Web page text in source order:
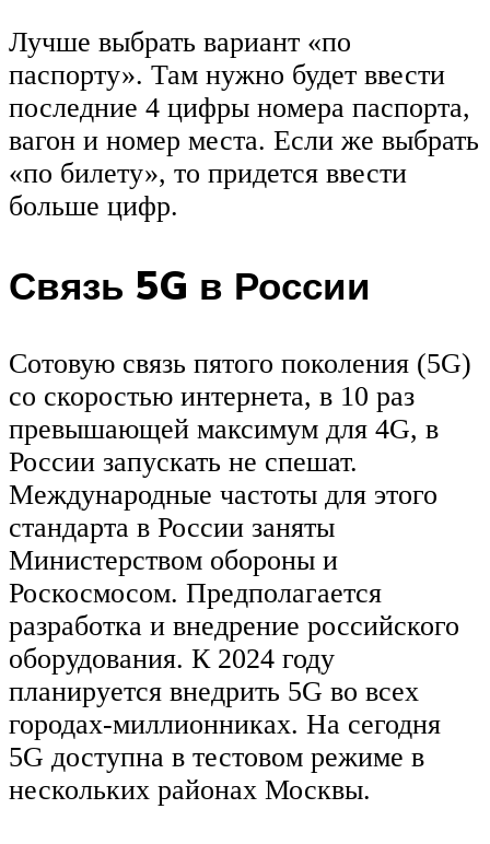
Лучше выбрать вариант «по
паспорту». Там нужно будет ввести
последние 4 цифры номера паспорта,
вагон и номер места. Если же выбрать
«по билету», то придется ввести
больше цифр.
Связь 5G в России
Сотовую связь пятого поколения (5G)
со скоростью интернета, в 10 раз
превышающей максимум для 4G, в
России запускать не спешат.
Международные частоты для этого
стандарта в России заняты
Министерством обороны и
Роскосмосом. Предполагается
разработка и внедрение российского
оборудования. К 2024 году
планируется внедрить 5G во всех
городах-миллионниках. На сегодня
5G доступна в тестовом режиме в
нескольких районах Москвы.